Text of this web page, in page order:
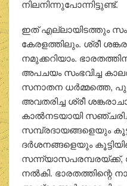
നിലനിന്നുപോന്നിട്ടുണ്ട്.
ഇത് എല്ലായിടത്തും
കേരളത്തിലും. ശ്രീ
നമുക്കറിയാം.
അപചയം സംഭവിച്ച
സനാതന ധര്‍മ്മത്തെ,
അവതരിച്ച ശ്രീ
കാല്‍നടയായി
സമ്പ്രദായങ്ങളെയും
ദര്‍ശനങ്ങളെയും
സന്ന്യാസപരമ്പരയ്ക്ക്,
നല്‍കി. ഭാരതത്തിന്റെ